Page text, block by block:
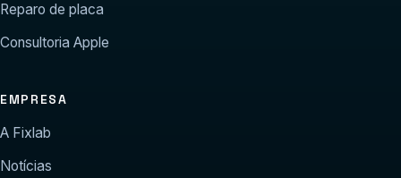
Reparo de placa
Consultoria Apple
EMPRESA
A Fixlab
Notícias